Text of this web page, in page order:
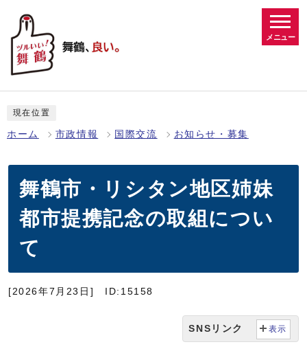
メニュー
現在位置
ホーム 市政情報 国際交流 お知らせ・募集
舞鶴市・リシタン地区姉妹
都市提携記念の取組につい
て
[2026年7月23日] ID:15158
SNSリンク 表示